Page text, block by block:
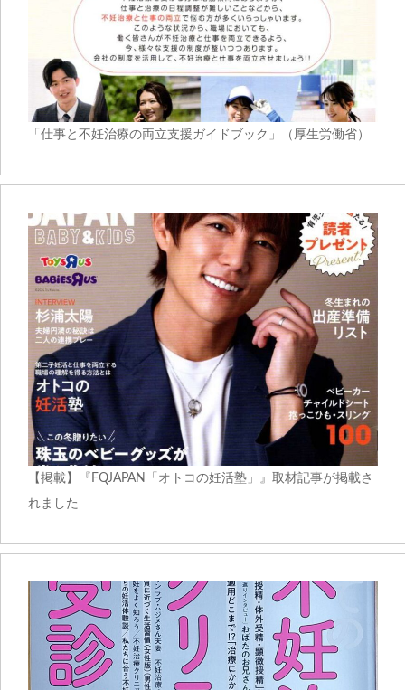
「仕事と不妊治療の両立支援ガイドブック」（厚生労働省）
【掲載】『FQJAPAN「オトコの妊活塾」』取材記事が掲載さ
れました